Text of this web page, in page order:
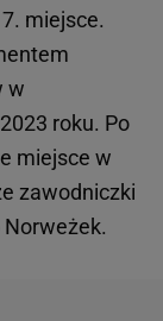
miejsce.
w
roku. Po
miejsce w
zawodniczki